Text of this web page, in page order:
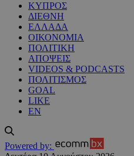
ΚΥΠΡΟΣ
ΔΙΕΘΝΗ
ΕΛΛΑΔΑ
ΟΙΚΟΝΟΜΙΑ
ΠΟΛΙΤΙΚΗ
ΑΠΟΨΕΙΣ
VIDEOS & PODCASTS
ΠΟΛΙΤΙΣΜΟΣ
GOAL
LIKE
EN
Powered by: